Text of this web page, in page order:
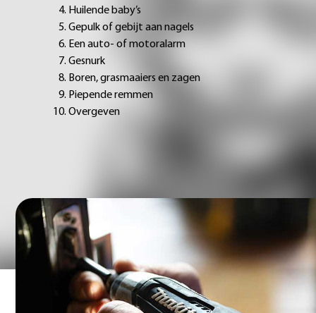
Huilende baby’s
Gepulk of gebijt aan nagels
Een auto- of motoralarm
Gesnurk
Boren, grasmaaiers en zagen
Piepende remmen
Overgeven